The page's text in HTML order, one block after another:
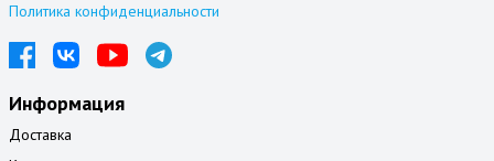
Политика конфиденциальности
Информация
Доставка